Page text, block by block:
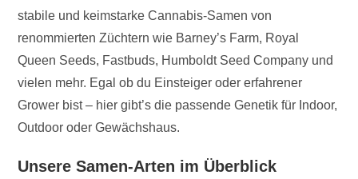
stabile und keimstarke Cannabis-Samen von
renommierten Züchtern wie Barney’s Farm, Royal
Queen Seeds, Fastbuds, Humboldt Seed Company und
vielen mehr. Egal ob du Einsteiger oder erfahrener
Grower bist – hier gibt’s die passende Genetik für Indoor,
Outdoor oder Gewächshaus.
Unsere Samen-Arten im Überblick